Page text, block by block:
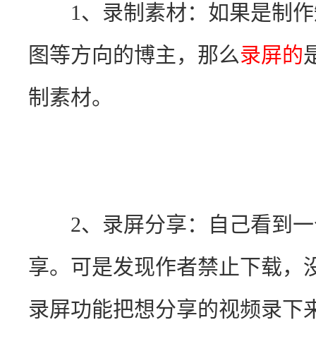
1、录制素材：如果是制作
图等方向的博主，那么录屏的
制素材。
2、录屏分享：自己看到一
享。可是发现作者禁止下载，
录屏功能把想分享的视频录下